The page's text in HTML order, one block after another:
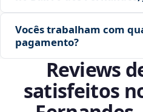
Vocês trabalham com
pagamento?
Reviews
satisfeitos